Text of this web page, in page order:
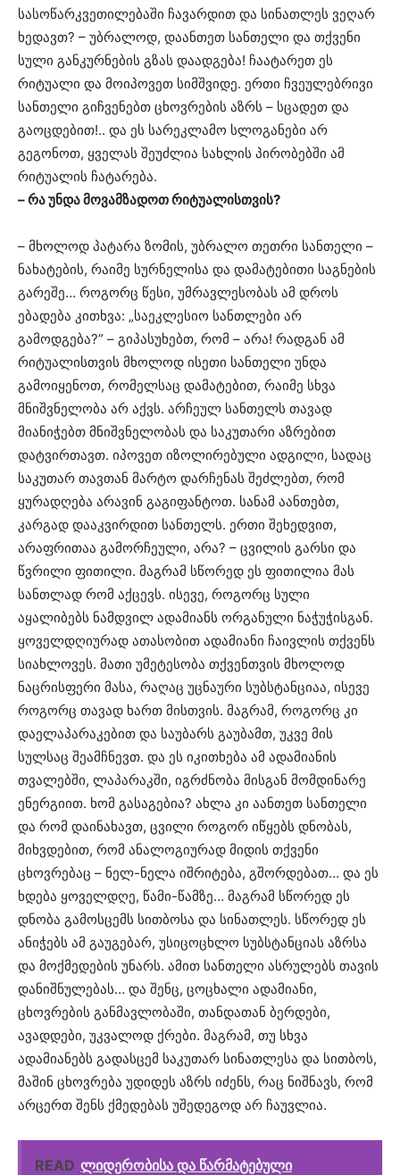
სასოწარკვეთილებაში ჩავარდით და სინათლეს ვეღარ
ხედავთ? – უბრალოდ, დაანთეთ სანთელი და თქვენი
სული განკურნების გზას დაადგება! ჩაატარეთ ეს
რიტუალი და მოიპოვეთ სიმშვიდე. ერთი ჩვეულებრივი
სანთელი გიჩვენებთ ცხოვრების აზრს – სცადეთ და
გაოცდებით!.. და ეს სარეკლამო სლოგანები არ
გეგონოთ, ყველას შეუძლია სახლის პირობებში ამ
რიტუალის ჩატარება.
– რა უნდა მოვამზადოთ რიტუალისთვის?
– მხოლოდ პატარა ზომის, უბრალო თეთრი სანთელი –
ნახატების, რაიმე სურნელისა და დამატებითი საგნების
გარეშე… როგორც წესი, უმრავლესობას ამ დროს
ებადება კითხვა: „საეკლესიო სანთლები არ
გამოდგება?” – გიპასუხებთ, რომ – არა! რადგან ამ
რიტუალისთვის მხოლოდ ისეთი სანთელი უნდა
გამოიყენოთ, რომელსაც დამატებით, რაიმე სხვა
მნიშვნელობა არ აქვს. არჩეულ სანთელს თავად
მიანიჭებთ მნიშვნელობას და საკუთარი აზრებით
დატვირთავთ. იპოვეთ იზოლირებული ადგილი, სადაც
საკუთარ თავთან მარტო დარჩენას შეძლებთ, რომ
ყურადღება არავინ გაგიფანტოთ. სანამ აანთებთ,
კარგად დააკვირდით სანთელს. ერთი შეხედვით,
არაფრითაა გამორჩეული, არა? – ცვილის გარსი და
წვრილი ფითილი. მაგრამ სწორედ ეს ფითილია მას
სანთლად რომ აქცევს. ისევე, როგორც სული
აყალიბებს ნამდვილ ადამიანს ორგანული ნაჭუჭისგან.
ყოველდღიურად ათასობით ადამიანი ჩაივლის თქვენს
სიახლოვეს. მათი უმეტესობა თქვენთვის მხოლოდ
ნაცრისფერი მასა, რაღაც უცნაური სუბსტანციაა, ისევე
როგორც თავად ხართ მისთვის. მაგრამ, როგორც კი
დაელაპარაკებით და საუბარს გაუბამთ, უკვე მის
სულსაც შეამჩნევთ. და ეს იკითხება ამ ადამიანის
თვალებში, ლაპარაკში, იგრძნობა მისგან მომდინარე
ენერგიით. ხომ გასაგებია? ახლა კი აანთეთ სანთელი
და რომ დაინახავთ, ცვილი როგორ იწყებს დნობას,
მიხვდებით, რომ ანალოგიურად მიდის თქვენი
ცხოვრებაც – ნელ-ნელა იშრიტება, გშორდებათ… და ეს
ხდება ყოველდღე, წამი-წამზე… მაგრამ სწორედ ეს
დნობა გამოსცემს სითბოსა და სინათლეს. სწორედ ეს
ანიჭებს ამ გაუგებარ, უსიცოცხლო სუბსტანციას აზრსა
და მოქმედების უნარს. ამით სანთელი ასრულებს თავის
დანიშნულებას… და შენც, ცოცხალი ადამიანი,
ცხოვრების განმავლობაში, თანდათან ბერდები,
ავადდები, უკვალოდ ქრები. მაგრამ, თუ სხვა
ადამიანებს გადასცემ საკუთარ სინათლესა და სითბოს,
მაშინ ცხოვრება უდიდეს აზრს იძენს, რაც ნიშნავს, რომ
არცერთ შენს ქმედებას უშედეგოდ არ ჩაუვლია.
READ ლიდერობისა და წარმატებული